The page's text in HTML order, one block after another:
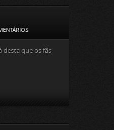
desta que os fãs